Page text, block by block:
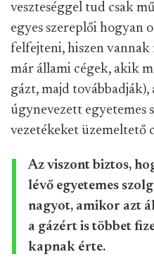
veszteséggel tud csak
egyes szereplői hogyan
felfejteni, hiszen
már állami cégek, akik
gázt, majd továbbadják),
úgynevezett egyetemes
vezetékeket üzemeltető
Az viszont biztos,
lévő egyetemes
nagyot, amikor azt
a gázért is többet
kapnak érte.